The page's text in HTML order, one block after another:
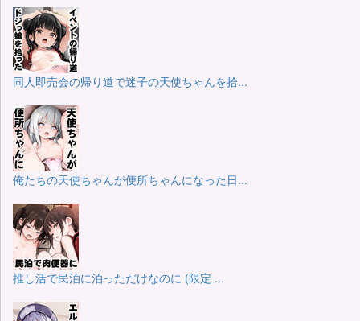
同人即売会の帰り道で迷子の天使ちゃんを拾...
俺たちの天使ちゃんが便所ちゃんになった日...
推し活で民泊に泊っただけなのに (限定 ...